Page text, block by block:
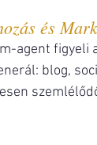
és
agent figyeli
blog,